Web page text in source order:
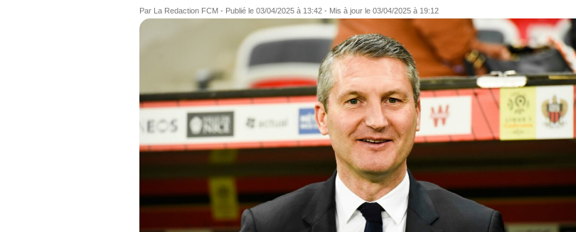
Par La Redaction FCM - Publié le 03/04/2025 à 13:42 - Mis à jour le 03/04/2025 à 19:12